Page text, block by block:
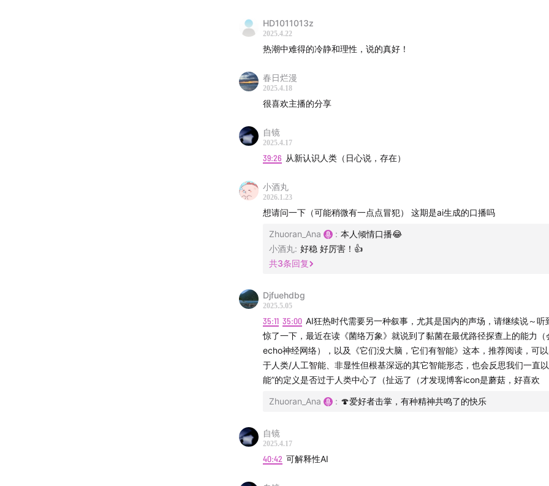
00:17 一个问题的产生：谁在主导AI的叙事？这是认知之争还是权力之争
拉图尔的警示：我们的二元思维陷阱
03:09 技术焦虑：登船还是被淹没？
"半成品社会"的来临：AI的新应用为何能在短时间内风靡全球，甚
不成熟的情况被广泛推广？
入场：技术乌托邦背后具体的人：14岁藏族少年的故事
09:28 一支打动我的科技广告：Behind the Mac
《幽灵工作》作者告诉我：什么是创新的基础？
技术性消失如何将技术塑造成奇迹，如何使人类劳动变得隐形
17:05 红队报告的惊人发现：AI能力的失控边界
揭秘Anthropic等公司内部红队测试的震撼结果：最新AI模型已在某些领
人类专家能力，生物安全测试结果令人不安，暴露出技术发展的失控潜
全球AI治理联盟的崩塌
从英国布莱切利峰会到巴黎行动峰会，安全一词从标题中消失，美欧英
裂。
模型竞赛，一个字：卷
21:29 "前沿AI风险"如何塑造政策真空？
最具建设性（计算机）的人类发明出现在完全相同的时期，也并不是巧合，
一群人所设计。
着我们接受了他背后的世界观和权力机制，这种术语选择也重新塑造了我们
HD1011013z
2025.4.22
热潮中难得的冷静和理性，说的真好！
春日烂漫
2025.4.18
很喜欢主播的分享
自镜
2025.4.17
39:26 从新认识人类（日心说，存在）
小酒丸
2026.1.23
想请问一下（可能稍微有一点点冒犯） 这期是ai生成的口播吗
Zhuoran_Ana : 本人倾情口播😂
小酒丸: 好稳 好厉害！👍
共3条回复
Djfuehdbg
2025.5.05
35:11 35:00 AI狂热时代需要另一种叙事，尤其是国内的声场，请继续说～听
惊了一下，最近在读《菌络万象》就说到了黏菌在最优路径探查上的能力（
echo神经网络），以及《它们没大脑，它们有智能》这本，推荐阅读，可
于人类/人工智能、非显性但根基深远的其它智能形态，也会反思我们一直
能”的定义是否过于人类中心了（扯远了（才发现博客icon是蘑菇，好喜欢
Zhuoran_Ana : 🍄爱好者击掌，有种精神共鸣了的快乐
自镜
2025.4.17
40:42 可解释性AI